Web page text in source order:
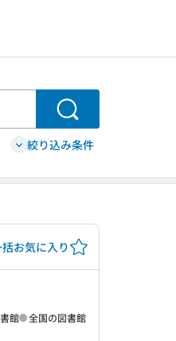
検索
絞り込み条件
お気に入り
館 全国の図書館